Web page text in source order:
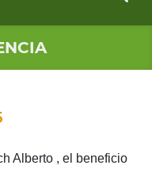
Alberto , el beneficio